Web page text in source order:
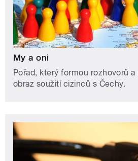
My a oni
Pořad, který formou rozhovorů
obraz soužití cizinců s Čechy.